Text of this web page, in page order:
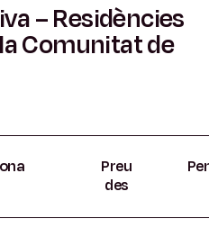
– Residències
Comunitat de
Preu
des